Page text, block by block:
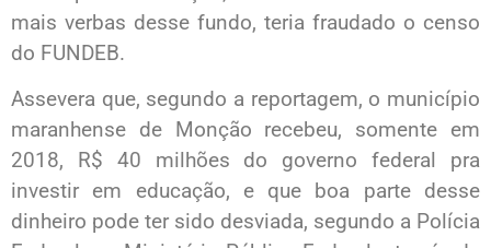
mais verbas desse fundo, teria fraudado o censo
do FUNDEB.
Assevera que, segundo a reportagem, o município
maranhense de Monção recebeu, somente em
2018, R$ 40 milhões do governo federal pra
investir em educação, e que boa parte desse
dinheiro pode ter sido desviada, segundo a Polícia